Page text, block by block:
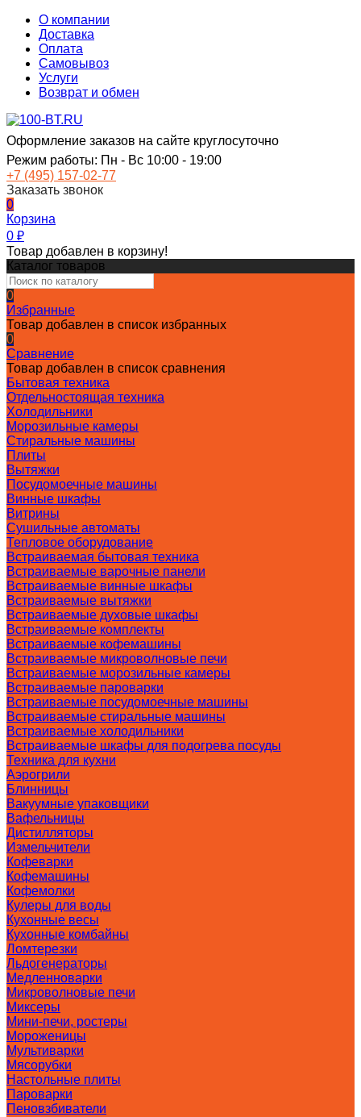
О компании
Доставка
Оплата
Самовывоз
Услуги
Возврат и обмен
Оформление заказов на сайте круглосуточно
Режим работы: Пн - Вс 10:00 - 19:00
+7 (495) 157-02-77
Заказать звонок
0
Корзина
0 ₽
Товар добавлен в корзину!
Каталог товаров
0
Избранные
Товар добавлен в список избранных
0
Сравнение
Товар добавлен в список сравнения
Бытовая техника
Отдельностоящая техника
Холодильники
Морозильные камеры
Стиральные машины
Плиты
Вытяжки
Посудомоечные машины
Винные шкафы
Витрины
Сушильные автоматы
Тепловое оборудование
Встраиваемая бытовая техника
Встраиваемые варочные панели
Встраиваемые винные шкафы
Встраиваемые вытяжки
Встраиваемые духовые шкафы
Встраиваемые комплекты
Встраиваемые кофемашины
Встраиваемые микроволновые печи
Встраиваемые морозильные камеры
Встраиваемые пароварки
Встраиваемые посудомоечные машины
Встраиваемые стиральные машины
Встраиваемые холодильники
Встраиваемые шкафы для подогрева посуды
Техника для кухни
Аэрогрили
Блинницы
Вакуумные упаковщики
Вафельницы
Дистилляторы
Измельчители
Кофеварки
Кофемашины
Кофемолки
Кулеры для воды
Кухонные весы
Кухонные комбайны
Ломтерезки
Льдогенераторы
Медленноварки
Микроволновые печи
Миксеры
Мини-печи, ростеры
Мороженицы
Мультиварки
Мясорубки
Настольные плиты
Пароварки
Пеновзбиватели